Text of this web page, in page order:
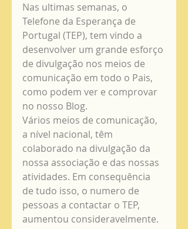
Nas ultimas semanas, o
Telefone da Esperança de
Portugal (TEP), tem vindo a
desenvolver um grande esforço
de divulgação nos meios de
comunicação em todo o Pais,
como podem ver e comprovar
no nosso Blog.
Vários meios de comunicação,
a nível nacional, têm
colaborado na divulgação da
nossa associação e das nossas
atividades. Em consequência
de tudo isso, o numero de
pessoas a contactar o TEP,
aumentou consideravelmente.